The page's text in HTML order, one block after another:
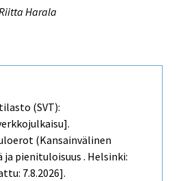
Harala
(SVT):
(kansainvälinen
ja pienituloisuus . Helsinki:
7.8.2026].